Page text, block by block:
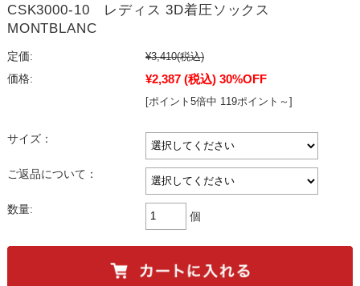
CSK3000-10 レディス 3D着圧ソックス
MONTBLANC
定価: ¥3,410(税込)
価格:
¥2,387 (税込) 30%OFF
[ポイント5倍中 119ポイント～]
サイズ：
ご返品について：
数量:
個